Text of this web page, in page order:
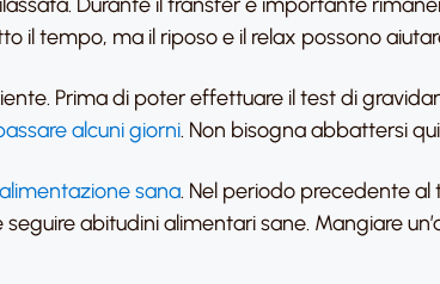
il tempo, ma il riposo e il relax possono
Prima di poter effettuare il test di
alcuni giorni. Non bisogna abbattersi
sana. Nel periodo precedente al
abitudini alimentari sane. Mangiare